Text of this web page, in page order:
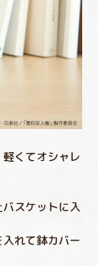
くてオシャレ
スケットに入
れて鉢カバー